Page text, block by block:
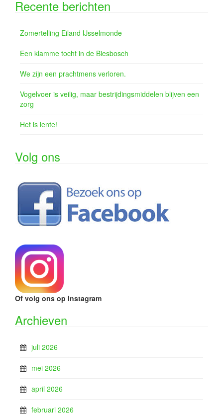
Recente berichten
Zomertelling Eiland IJsselmonde
Een klamme tocht in de Biesbosch
We zijn een prachtmens verloren.
Vogelvoer is veilig, maar bestrijdingsmiddelen blijven een
zorg
Het is lente!
Volg ons
Of volg ons op Instagram
Archieven
juli 2026
mei 2026
april 2026
februari 2026